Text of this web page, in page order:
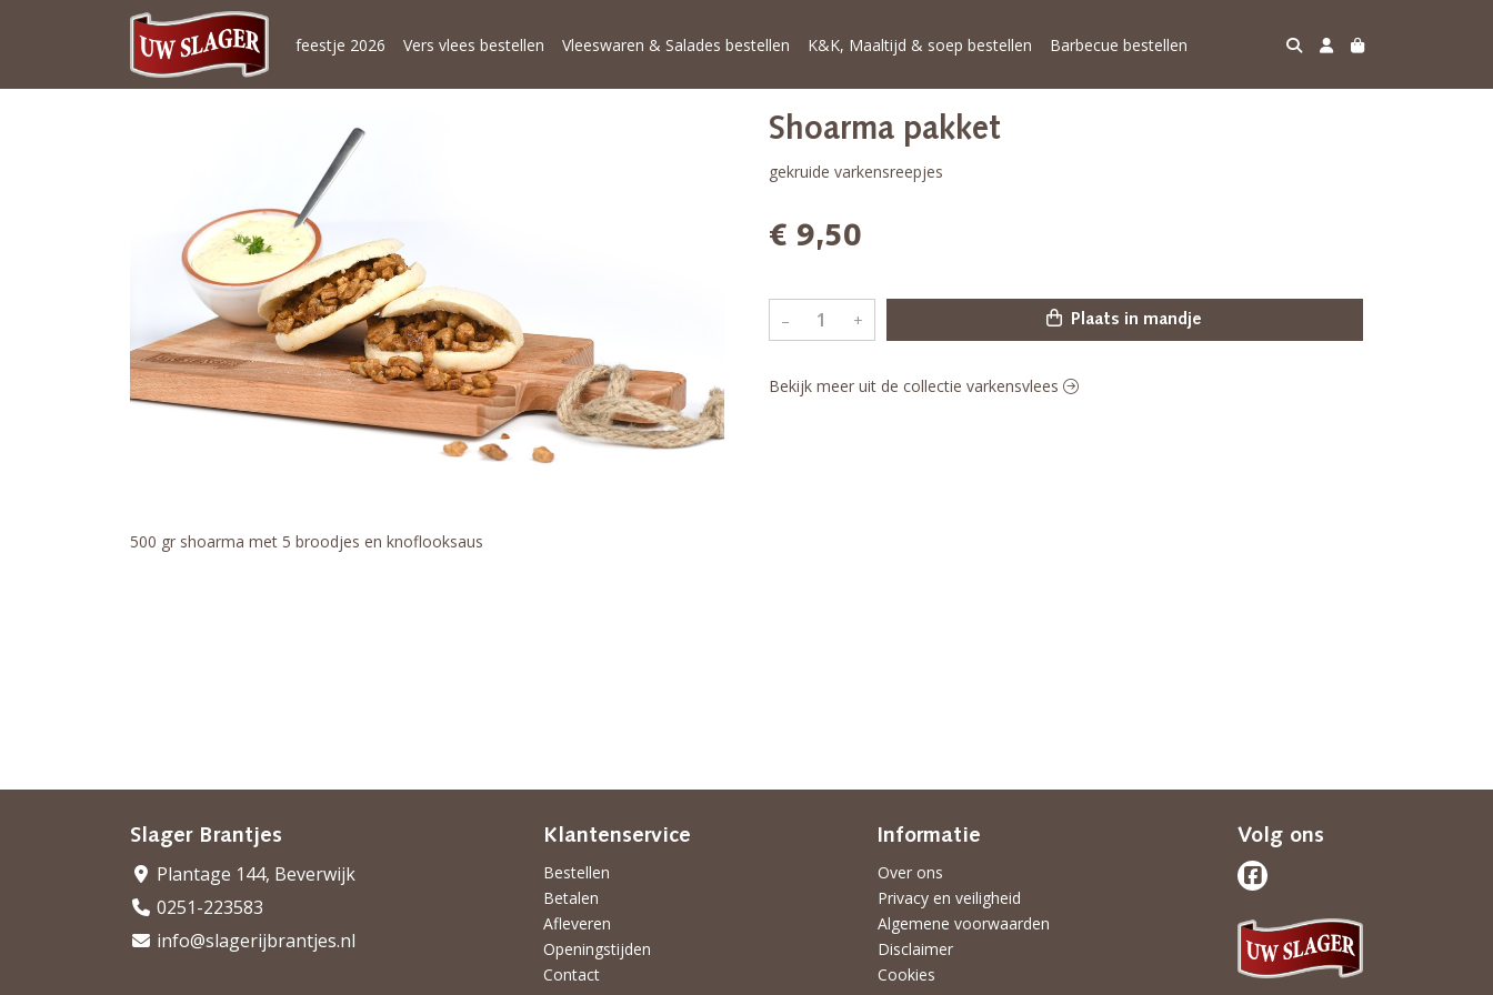
feestje 2026 Vers vlees bestellen Vleeswaren & Salades bestellen K&K, Maaltijd & soep bestellen Barbecue bestellen
500 gr shoarma met 5 broodjes en knoflooksaus
Shoarma pakket
gekruide varkensreepjes
€ 9,50
– + Plaats in mandje
Bekijk meer uit de collectie varkensvlees
Slager Brantjes
Plantage 144, Beverwijk
0251-223583
info@slagerijbrantjes.nl
Klantenservice
Bestellen
Betalen
Afleveren
Openingstijden
Contact
Informatie
Over ons
Privacy en veiligheid
Algemene voorwaarden
Disclaimer
Cookies
Volg ons